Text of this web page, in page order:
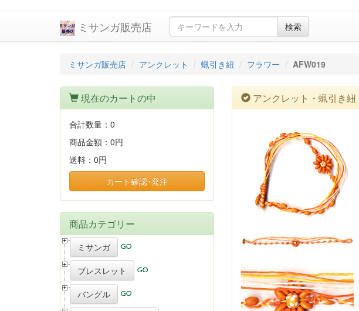
ミサンガ販売店 検索
ミサンガ販売店 アンクレット 蝋引き紐 フラワー AFW019
アンクレット・蝋引き紐
現在のカートの中
合計数量： 0
商品金額： 0円
送料： 0円
カート確認･発注
商品カテゴリー
ミサンガ
ブレスレット
バングル